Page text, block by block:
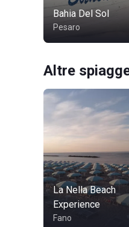
Bahia Del Sol
Pesaro
Altre
La Nella Beach
Experience
Fano